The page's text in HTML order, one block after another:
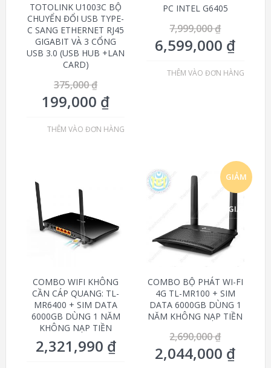
TOTOLINK U1003C BỘ
CHUYỂN ĐỔI USB TYPE-
C SANG ETHERNET RJ45
GIGABIT VÀ 3 CỔNG
USB 3.0 (USB HUB +LAN
CARD)
375,000₫
199,000 ₫
THÊM VÀO ĐƠN HÀNG
PC INTEL G6405
7,999,000₫
6,599,000 ₫
THÊM VÀO ĐƠN HÀNG
COMBO WIFI KHÔNG
CẦN CÁP QUANG: TL-
MR6400 + SIM DATA
6000GB DÙNG 1 NĂM
KHÔNG NẠP TIỀN
2,321,990 ₫
GIẢM
GIÁ!
COMBO BỘ PHÁT WI-FI
4G TL-MR100 + SIM
DATA 6000GB DÙNG 1
NĂM KHÔNG NẠP TIỀN
2,690,000₫
2,044,000 ₫